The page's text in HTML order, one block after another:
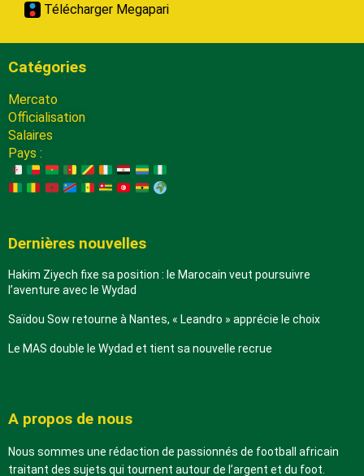
Télécharger Megapari
Catégories
Mercato
Officialisation
Salaires
Pays :
Dernières nouvelles
Hakim Ziyech fixe sa position : le Marocain veut poursuivre
l’aventure avec le Wydad
Saïdou Sow retourne à Nantes, « Leandro » apprécie le choix
Le MAS double le Wydad et tient sa nouvelle recrue
A propos de nous
Nous sommes une rédaction de passionnés de football africain
traitant des sujets qui tournent autour de l’argent et du foot.